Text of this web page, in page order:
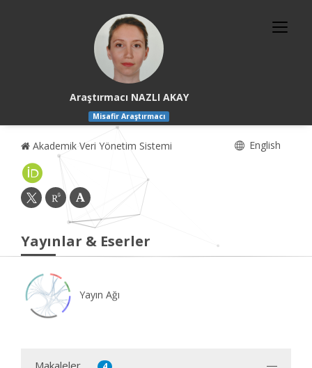
Araştırmacı NAZLI AKAY
Misafir Araştırmacı
Akademik Veri Yönetim Sistemi English
Yayınlar & Eserler
Yayın Ağı